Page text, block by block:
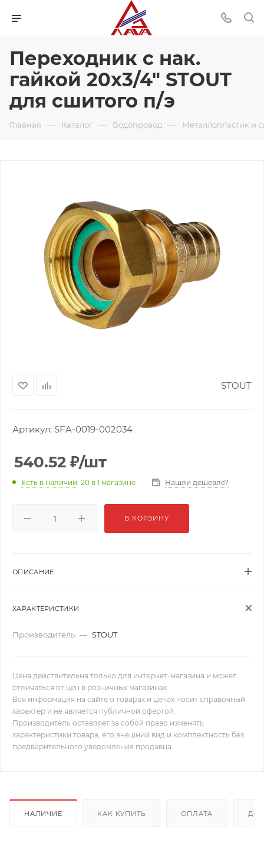
Переходник с нак.
гайкой 20x3/4" STOUT
для сшитого п/э
Главная — Каталог — Водопровод — Металлопластик и
STOUT
Артикул: SFA-0019-002034
540.52 ₽/шт
Есть в наличии: 20 в 1 магазине Нашли дешевле?
В КОРЗИНУ
ОПИСАНИЕ
ХАРАКТЕРИСТИКИ
Производитель — STOUT
Цена действительна только для интернет-магазина и может
отличаться от цен в розничных магазинах
Вся информация на сайте о товарах и ценах носит справочный
характер и не является публичной офертой.
Производитель оставляет за собой право изменять
характеристики товара, его внешний вид и комплектность без
предварительного уведомления продавца
НАЛИЧИЕ КАК КУПИТЬ ОПЛАТА